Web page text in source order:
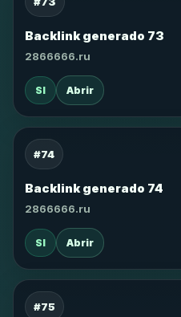
Backlink generado 73
2866666.ru
SI Abrir
#74
Backlink generado 74
2866666.ru
SI Abrir
#75